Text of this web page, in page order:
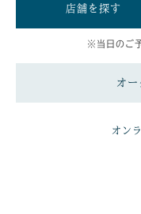
店舗を探す
※当日のご
オー
オン